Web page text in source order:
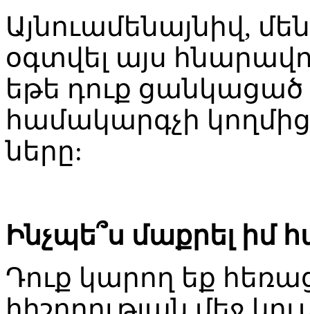
Այնուամենայնիվ,
օգտվել այս
եթե դուք
համակարգչի
ները:
Ինչպե՞ս մաքրել իմ
Դուք կարող եք